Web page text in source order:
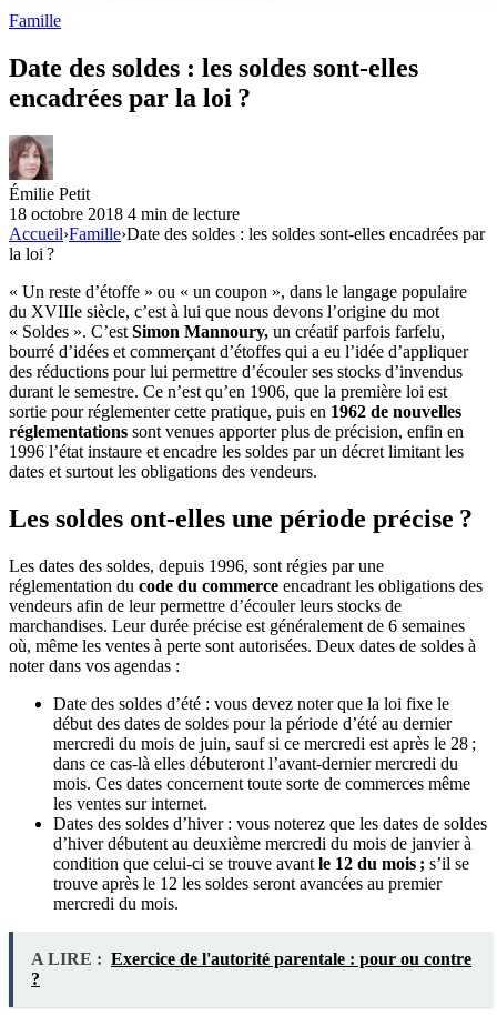
Famille
Date des soldes : les soldes sont-elles
encadrées par la loi ?
Émilie Petit
18 octobre 2018 4 min de lecture
Accueil›Famille›Date des soldes : les soldes sont-elles encadrées par
la loi ?
« Un reste d’étoffe » ou « un coupon », dans le langage populaire
du XVIIIe siècle, c’est à lui que nous devons l’origine du mot
« Soldes ». C’est Simon Mannoury, un créatif parfois farfelu,
bourré d’idées et commerçant d’étoffes qui a eu l’idée d’appliquer
des réductions pour lui permettre d’écouler ses stocks d’invendus
durant le semestre. Ce n’est qu’en 1906, que la première loi est
sortie pour réglementer cette pratique, puis en 1962 de nouvelles
réglementations sont venues apporter plus de précision, enfin en
1996 l’état instaure et encadre les soldes par un décret limitant les
dates et surtout les obligations des vendeurs.
Les soldes ont-elles une période précise ?
Les dates des soldes, depuis 1996, sont régies par une
réglementation du code du commerce encadrant les obligations des
vendeurs afin de leur permettre d’écouler leurs stocks de
marchandises. Leur durée précise est généralement de 6 semaines
où, même les ventes à perte sont autorisées. Deux dates de soldes à
noter dans vos agendas :
Date des soldes d’été : vous devez noter que la loi fixe le
début des dates de soldes pour la période d’été au dernier
mercredi du mois de juin, sauf si ce mercredi est après le 28 ;
dans ce cas-là elles débuteront l’avant-dernier mercredi du
mois. Ces dates concernent toute sorte de commerces même
les ventes sur internet.
Dates des soldes d’hiver : vous noterez que les dates de soldes
d’hiver débutent au deuxième mercredi du mois de janvier à
condition que celui-ci se trouve avant le 12 du mois ; s’il se
trouve après le 12 les soldes seront avancées au premier
mercredi du mois.
A LIRE : Exercice de l'autorité parentale : pour ou contre
?